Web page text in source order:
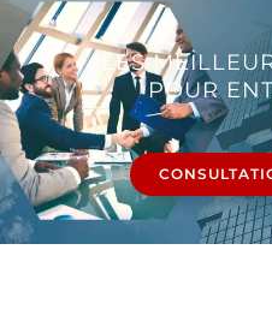
LES
POUR